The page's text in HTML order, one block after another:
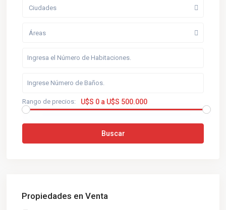
Ciudades
Áreas
Rango de precios: U$S 0 a U$S 500.000
Buscar
Propiedades en Venta